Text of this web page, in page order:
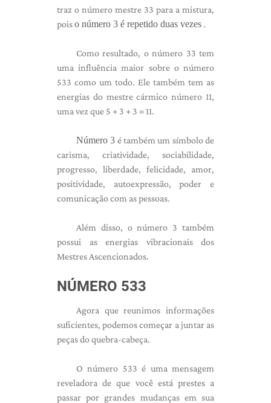
traz o número mestre 33 para a mistura,
poiso número 3 é repetido duas vezes .
Como resultado, o número 33 tem
uma influência maior sobre o número
533 como um todo. Ele também tem as
energias do mestre cármico número 11,
uma vez que 5 + 3 + 3 = 11.
Número 3 é também um símbolo de
carisma, criatividade, sociabilidade,
progresso, liberdade, felicidade, amor,
positividade, autoexpressão, poder e
comunicação com as pessoas.
Além disso, o número 3 também
possui as energias vibracionais dos
Mestres Ascencionados.
NÚMERO 533
Agora que reunimos informações
suficientes, podemos começar a juntar as
peças do quebra-cabeça.
O número 533 é uma mensagem
reveladora de que você está prestes a
passar por grandes mudanças em sua